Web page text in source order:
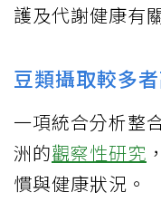
護及代謝健康有
豆類攝取較多
一項統合分析整
洲的觀察性研究
慣與健康狀況。